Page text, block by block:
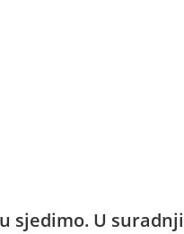
sjedimo. U